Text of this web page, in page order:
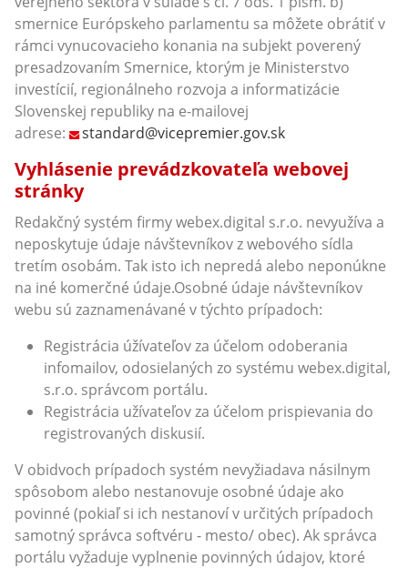
smernice Európskeho parlamentu sa môžete obrátiť v
rámci vynucovacieho konania na subjekt poverený
presadzovaním Smernice, ktorým je Ministerstvo
investícií, regionálneho rozvoja a informatizácie
Slovenskej republiky na e-mailovej
adrese:
standard@vicepremier.gov.sk
Vyhlásenie prevádzkovateľa webovej
stránky
Redakčný systém firmy webex.digital s.r.o. nevyužíva a
neposkytuje údaje návštevníkov z webového sídla
tretím osobám. Tak isto ich nepredá alebo neponúkne
na iné komerčné údaje.Osobné údaje návštevníkov
webu sú zaznamenávané v týchto prípadoch:
Registrácia úžívateľov za účelom odoberania
infomailov, odosielaných zo systému webex.digital,
s.r.o. správcom portálu.
Registrácia užívateľov za účelom prispievania do
registrovaných diskusií.
V obidvoch prípadoch systém nevyžiadava násilnym
spôsobom alebo nestanovuje osobné údaje ako
povinné (pokiaľ si ich nestanoví v určitých prípadoch
samotný správca softvéru - mesto/ obec). Ak správca
portálu vyžaduje vyplnenie povinných údajov, ktoré